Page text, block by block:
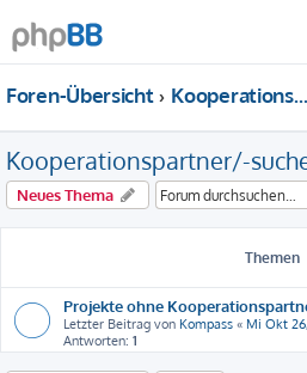
Foren-Übersicht Kooperationspartner/-suche
Kooperationspartner/-
Neues Thema
Themen
Projekte ohne
Letzter Beitrag von Kompass « Mi Okt
Antworten: 1